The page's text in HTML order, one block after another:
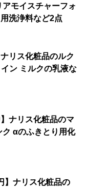
アモイスチャーフォ
洗浄料など2点
ナリス化粧品のルク
ン ミルクの乳液な
】ナリス化粧品のマ
ク αのふきとり用化
】ナリス化粧品の